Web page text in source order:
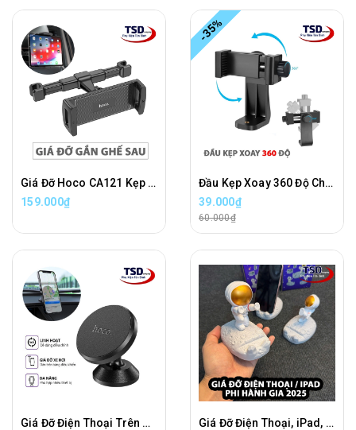
Giá Đỡ Hoco CA121 Kẹp iPad & Điện Thoại Trên Ghế Sau Xe Hơi Chính Hãng
159.000₫
-35%
Đầu Kẹp Xoay 360 Độ Cho Tripod Cao Cấp Loại 1 Xịn
39.000₫
60.000₫
Giá Đỡ Điện Thoại Trên Xe Hơi Hoco CA79 Chính Hãng Hít Siêu Chắc
Giá Đỡ Điện Thoại, iPad, Máy Tính Bảng Đa Năng Hình Phi Hành Gia Xịn